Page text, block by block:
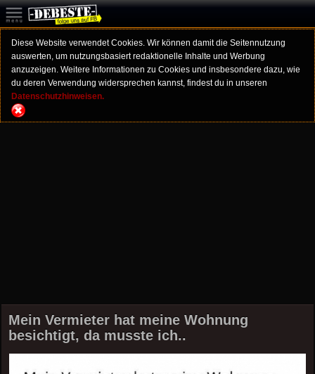
Diese Website verwendet Cookies. Wir können damit die Seitennutzung
auswerten, um nutzungsbasiert redaktionelle Inhalte und Werbung
anzuzeigen. Weitere Informationen zu Cookies und insbesondere dazu, wie
du deren Verwendung widersprechen kannst, findest du in unseren
Datenschutzhinweisen.
Mein Vermieter hat meine Wohnung
besichtigt, da musste ich..